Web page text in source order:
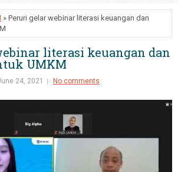
» Peruri gelar webinar literasi keuangan dan
literasi keuangan dan
UMKM
24, 2021 No comments